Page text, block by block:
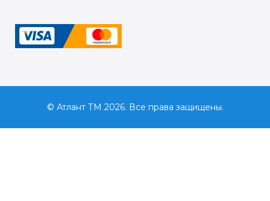
© Атлант ТМ 2026. Все права защищены.